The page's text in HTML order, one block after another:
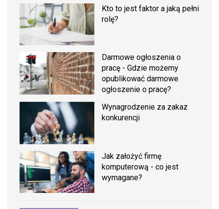
Kto to jest faktor a jaką pełni
rolę?
Darmowe ogłoszenia o
pracę - Gdzie możemy
opublikować darmowe
ogłoszenie o pracę?
Wynagrodzenie za zakaz
konkurencji
Jak założyć firmę
komputerową - co jest
wymagane?